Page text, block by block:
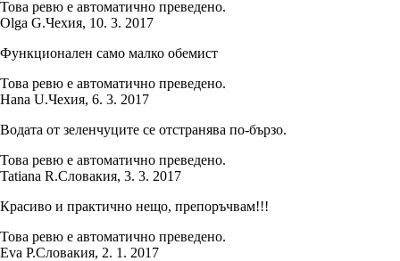
Това ревю е автоматично преведено.
Olga G.Чехия, 10. 3. 2017
Функционален само малко обемист
Това ревю е автоматично преведено.
Hana U.Чехия, 6. 3. 2017
Водата от зеленчуците се отстранява по-бързо.
Това ревю е автоматично преведено.
Tatiana R.Словакия, 3. 3. 2017
Красиво и практично нещо, препоръчвам!!!
Това ревю е автоматично преведено.
Eva P.Словакия, 2. 1. 2017